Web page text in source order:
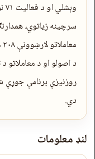
سرچینه زیاتوي،
د اصولو او د معاملاتو
روزنیزې برنامې
دي.
لنډ معلومات